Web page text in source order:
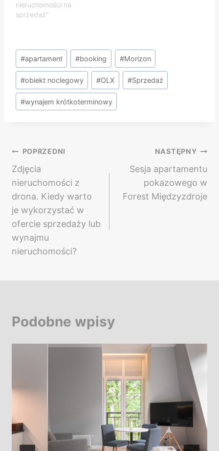
nieruchomości na
sprzedaż"
Tagi
wpisu:
#apartament #booking #Morizon
#obiekt noclegowy #OLX #Sprzedaż
#wynajem krótkoterminowy
Nawigacja
wpisu
POPRZEDNI
Zdjęcia
nieruchomości z
drona. Kiedy warto
je wykorzystać w
ofercie sprzedaży lub
wynajmu
nieruchomości?
NASTĘPNY
Sesja apartamentu
pokazowego w
Forest Międzyzdroje
Podobne wpisy